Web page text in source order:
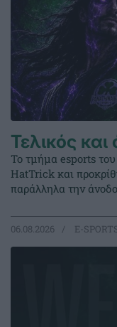
Τελικός
Το τμήμα esports
HatTrick και
παράλληλα την
06.08.2026 E-